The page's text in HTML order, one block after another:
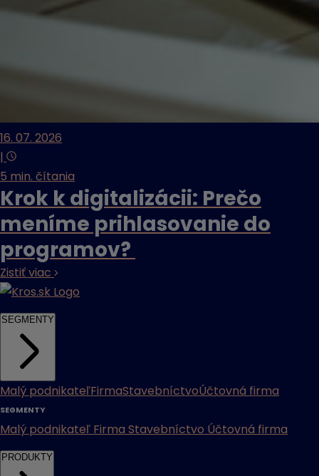
16. 07. 2026
|
5 min. čítania
Krok k digitalizácii: Prečo
meníme prihlasovanie do
programov?
Zistiť viac
SEGMENTY
Malý podnikateľFirmaStavebníctvoÚčtovná firma
SEGMENTY
Malý podnikateľ Firma Stavebníctvo Účtovná firma
PRODUKTY